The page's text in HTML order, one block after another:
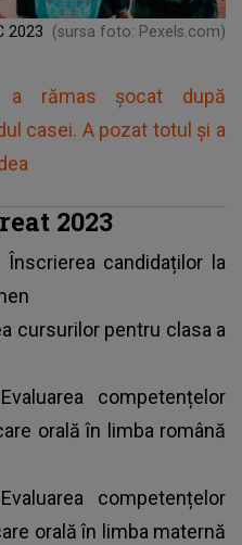
2023 (sursa foto: Pexels.com)
a rămas șocat după
casei. A pozat totul și a
2023
candidaților la
cursurilor pentru clasa a
competențelor
orală în limba română
competențelor
orală în limba maternă